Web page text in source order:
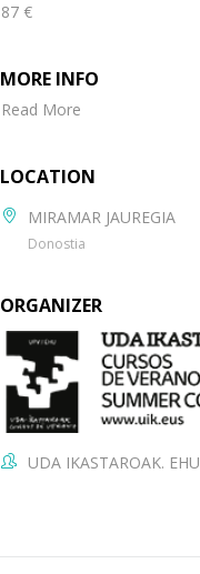
87 €
MORE INFO
Read More
LOCATION
MIRAMAR JAUREGIA
Donostia
ORGANIZER
UDA IKASTAROAK. EHU